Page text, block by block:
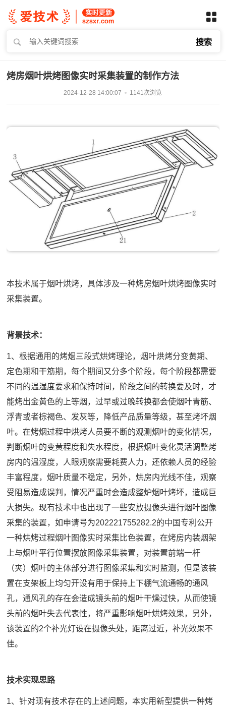
搜索
烤房烟叶烘烤图像实时采集装置的制作方法
2024-12-28 14:00:07 1141次浏览
本技术属于烟叶烘烤，具体涉及一种烤房烟叶烘烤图像实时
采集装置。
背景技术：
1、根据通用的烤烟三段式烘烤理论，烟叶烘烤分变黄期、
定色期和干筋期，每个期间又分多个阶段，每个阶段都需要
不同的温湿度要求和保持时间，阶段之间的转换要及时，才
能烤出金黄色的上等烟，过早或过晚转换都会使烟叶青筋、
浮青或者棕褐色、发灰等，降低产品质量等级，甚至烤坏烟
叶。在烤烟过程中烘烤人员要不断的观测烟叶的变化情况，
判断烟叶的变黄程度和失水程度，根据烟叶变化灵活调整烤
房内的温湿度，人眼观察需要耗费人力，还依赖人员的经验
丰富程度，烟叶质量不稳定，另外，烘房内光线不佳，观察
受阻易造成误判，情况严重时会造成整炉烟叶烤坏，造成巨
大损失。现有技术中也出现了一些安放摄像头进行烟叶图像
采集的装置，如申请号为202221755282.2的中国专利公开
一种烘烤过程烟叶图像实时采集比色装置，在烤房内装烟架
上与烟叶平行位置摆放图像采集装置，对装置前端一杆
（夹）烟叶的主体部分进行图像采集和实时监测，但是该装
置在支架板上均匀开设有用于保持上下棚气流通畅的通风
孔，通风孔的存在会造成镜头前的烟叶干燥过快，从而使镜
头前的烟叶失去代表性，将严重影响烟叶烘烤效果，另外，
该装置的2个补光灯设在摄像头处，距离过近，补光效果不
佳。
技术实现思路
1、针对现有技术存在的上述问题，本实用新型提供一种烤